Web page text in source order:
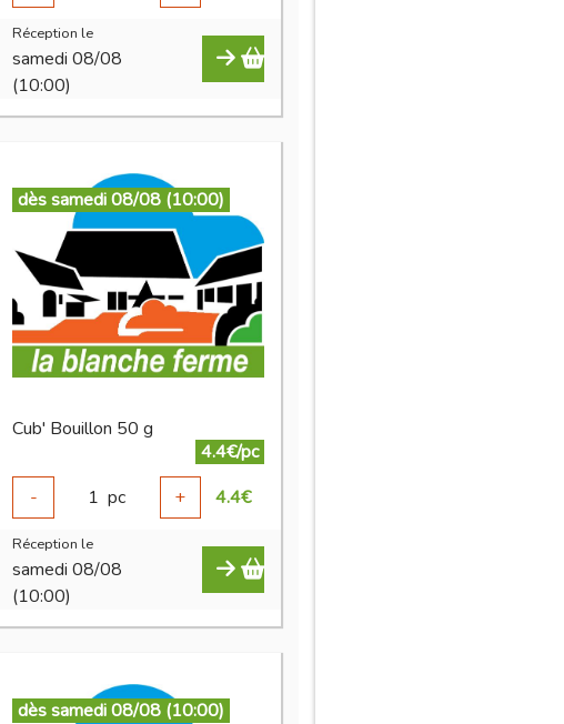
Réception le
samedi 08/08
(10:00)
dès samedi 08/08 (10:00)
Cub' Bouillon 50 g
4.4€/pc
-
1 pc + 4.4€
Réception le
samedi 08/08
(10:00)
dès samedi 08/08 (10:00)